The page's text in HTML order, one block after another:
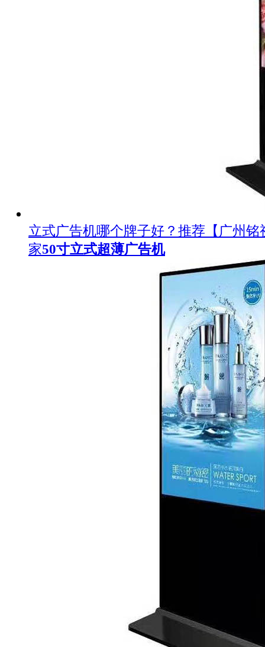
立式广告机哪个牌子好？推荐【广州铭
家50寸立式超薄广告机